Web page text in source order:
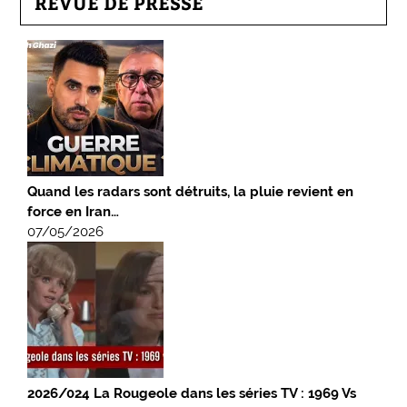
Quand les radars sont détruits, la pluie revient en
force en Iran…
07/05/2026
2026/024 La Rougeole dans les séries TV : 1969 Vs